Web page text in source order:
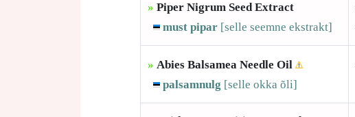
» Piper Nigrum Seed Extract
must pipar [selle seemne ekstrakt]
» Abies Balsamea Needle Oil
palsamnulg [selle okka õli]